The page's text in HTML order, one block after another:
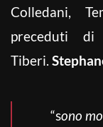
Colledani,
preceduti di
Tiberi.
“sono